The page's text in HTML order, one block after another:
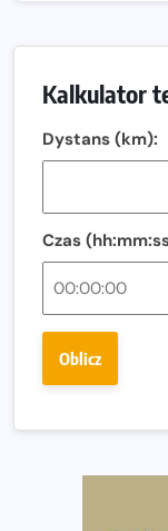
Oficjalna
Amazfit Balance
Regeneracja w
Ostatnie wolne
Fabrykanta.
wybiera
Praska 5k Run
Największy Bieg
Ponad 12
Kalkulator
Dystans (km):
Czas
Oblicz